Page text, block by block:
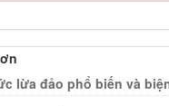
lừa đảo phổ biến và